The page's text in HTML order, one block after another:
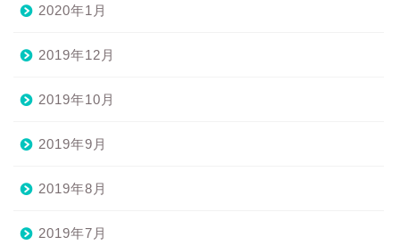
2020年1月
2019年12月
2019年10月
2019年9月
2019年8月
2019年7月